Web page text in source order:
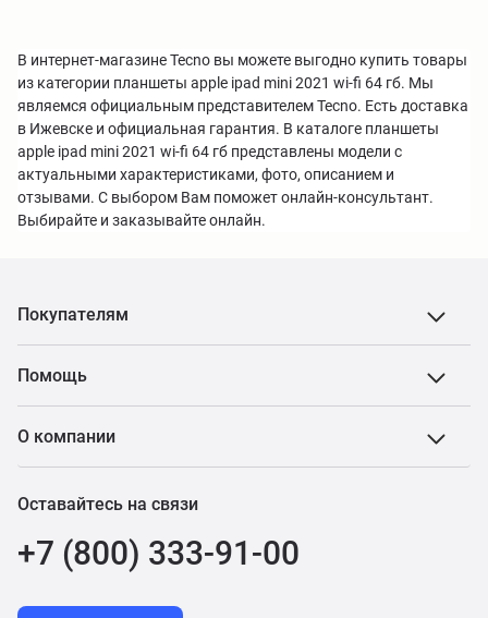
В интернет-магазине Tecno вы можете выгодно купить товары
из категории планшеты apple ipad mini 2021 wi-fi 64 гб. Мы
являемся официальным представителем Tecno. Есть доставка
в Ижевске и официальная гарантия. В каталоге планшеты
apple ipad mini 2021 wi-fi 64 гб представлены модели с
актуальными характеристиками, фото, описанием и
отзывами. С выбором Вам поможет онлайн-консультант.
Выбирайте и заказывайте онлайн.
Покупателям
Помощь
О компании
Оставайтесь на связи
+7 (800) 333-91-00